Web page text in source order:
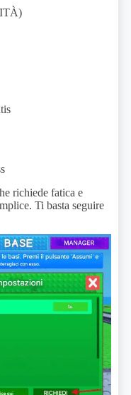
richiede fatica e
Ti basta seguire